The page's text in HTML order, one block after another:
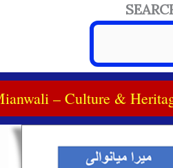
– Culture &